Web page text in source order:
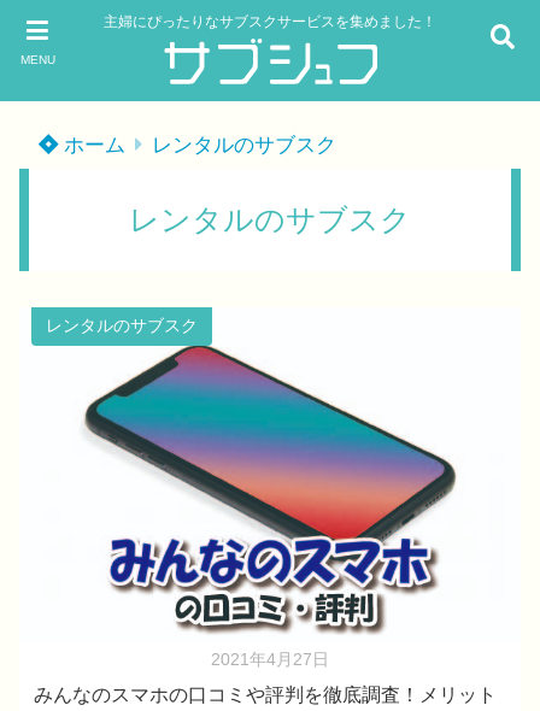
MENU
主婦にぴったりなサブスクサービスを集めました！
ホーム レンタルのサブスク
レンタルのサブスク
レンタルのサブスク
2021年4月27日
みんなのスマホの口コミや評判を徹底調査！メリット